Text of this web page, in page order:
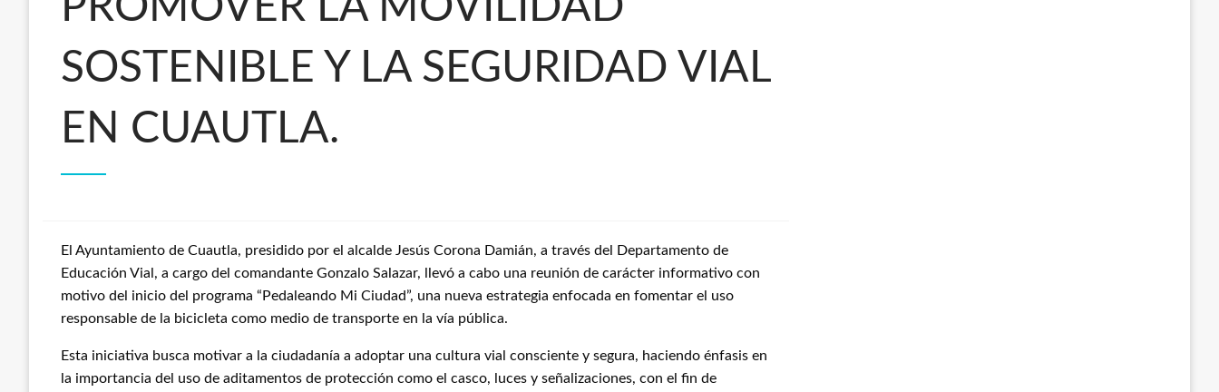
SOSTENIBLE Y LA SEGURIDAD VIAL
EN CUAUTLA.
El Ayuntamiento de Cuautla, presidido por el alcalde Jesús Corona Damián, a través del Departamento de
Educación Vial, a cargo del comandante Gonzalo Salazar, llevó a cabo una reunión de carácter informativo con
motivo del inicio del programa “Pedaleando Mi Ciudad”, una nueva estrategia enfocada en fomentar el uso
responsable de la bicicleta como medio de transporte en la vía pública.
Esta iniciativa busca motivar a la ciudadanía a adoptar una cultura vial consciente y segura, haciendo énfasis en
la importancia del uso de aditamentos de protección como el casco, luces y señalizaciones, con el fin de